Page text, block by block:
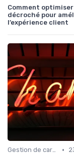
Comment
décroché pour
l’expérience client
Gestion de carrière •